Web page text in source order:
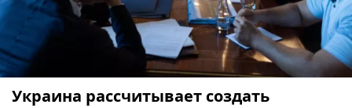
Украина рассчитывает создать